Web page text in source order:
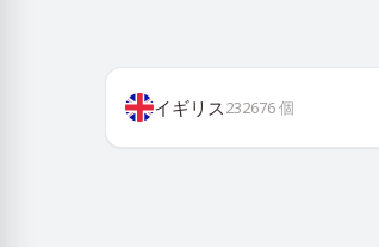
イギリス232676個